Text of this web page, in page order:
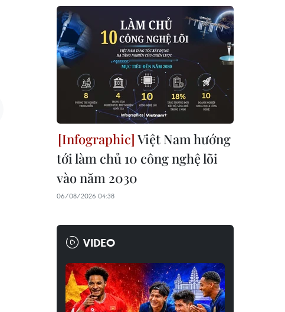
Việt Nam hướng
tới làm chủ 10 công nghệ lõi
vào năm 2030
06/08/2026 04:38
VIDEO